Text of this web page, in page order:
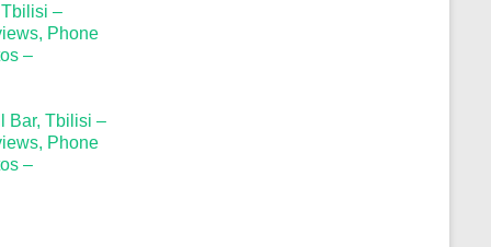
–
Phone
–
Bar, Tbilisi –
Phone
–